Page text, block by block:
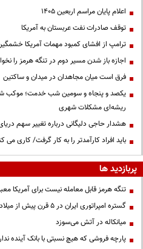
اعلام پایان مراسم اربعین ۱۴۰۵
توقف صادرات نفت عربستان به آمریکا
ترامپ از افشای کمبود مهمات آمریکا
اجازه باز شدن مسیر دوم در تنگه هرمز را
فرق است میان مجاهدان در میدان و ساکتین
یکصد و پنجاه و سومین شب خدمت؛ موکب
ریشه‌ای مشکلات شهری
هشدار حاجی دلیگانی درباره تغییر سهم
باید افراد کارآمدتر را به کار گرفت/ کاری
پربازدید ها
تنگه هرمز قابل معامله نیست برای آمریکا
گستره امپراتوری ایران در ۵ قرن پیش از میلاد؛ تصویری از ایران ۲۵ قرن پیش
میانکاله در آتش می‌سوزد
پارچه فروشی که هیچ نسبتی با بانک آینده